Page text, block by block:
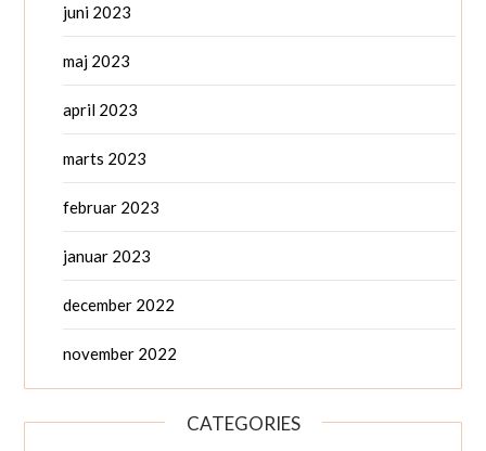
juni 2023
maj 2023
april 2023
marts 2023
februar 2023
januar 2023
december 2022
november 2022
CATEGORIES